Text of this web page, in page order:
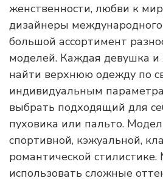
женственности, любви к
дизайнеры
большой ассортимент
моделей. Каждая девушка
найти верхнюю одежду по
индивидуальным
выбрать подходящий для
пуховика или пальто.
спортивной, кэжуальной,
романтической
использовать сложные